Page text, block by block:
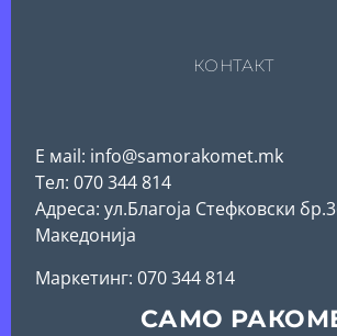
КОНТАКТ
Е мail: info@samorakomet.mk
Тел: 070 344 814
Адреса: ул.Благоја Стефковски
Македонија
Mаркетинг: 070 344 814
САМО